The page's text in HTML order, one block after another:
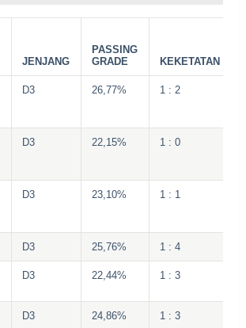
JENJANG
PASSING
GRADE
KEKETATAN
D3 26,77% 1 : 2
D3 22,15% 1 : 0
D3 23,10% 1 : 1
D3 25,76% 1 : 4
D3 22,44% 1 : 3
D3 24,86% 1 : 3